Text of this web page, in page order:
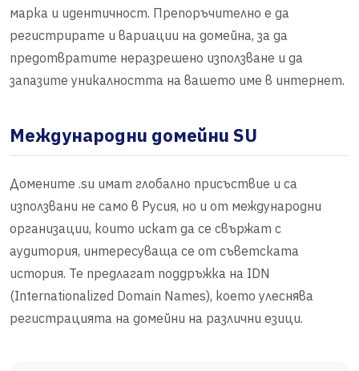
марка и идентичност. Препоръчително е да
регистрирате и вариации на домейна, за да
предотвратите неразрешено използване и да
запазите уникалността на вашето име в интернет.
Международни домейни SU
Домените .su имат глобално присъствие и са
използвани не само в Русия, но и от международни
организации, които искат да се свържат с
аудитория, интересуваща се от съветската
история. Те предлагат поддръжка на IDN
(Internationalized Domain Names), което улеснява
регистрацията на домейни на различни езици.